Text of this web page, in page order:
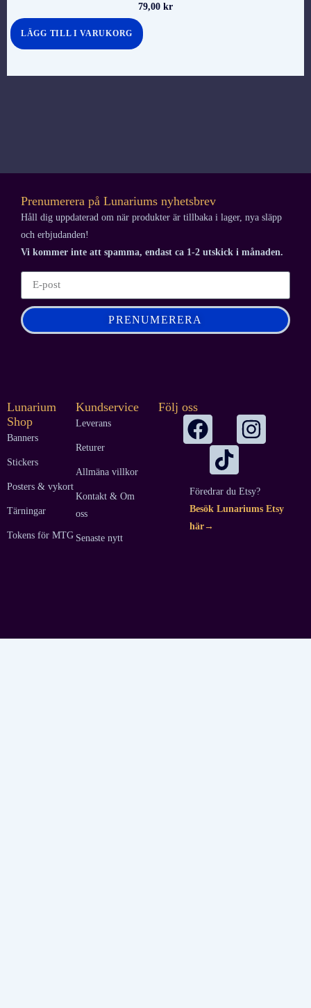
79,00 kr
LÄGG TILL I VARUKORG
Prenumerera på Lunariums nyhetsbrev
Håll dig uppdaterad om när produkter är tillbaka i lager, nya släpp
och erbjudanden!
Vi kommer inte att spamma, endast ca 1-2 utskick i månaden.
PRENUMERERA
Lunarium
Shop
Banners
Stickers
Posters & vykort
Tärningar
Tokens för MTG
Kundservice
Leverans
Returer
Allmäna villkor
Kontakt & Om
oss
Senaste nytt
Följ oss
Föredrar du Etsy?
Besök Lunariums Etsy
här→